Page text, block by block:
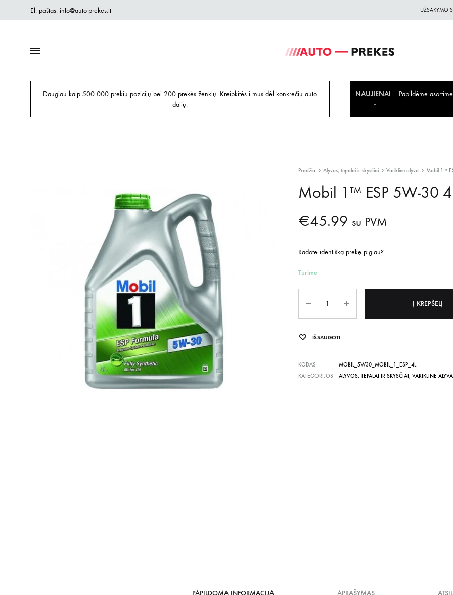
El. paštas: info@auto-prekes.lt UŽSAKYMO
geriausiomis
Daugiau kaip 500 000 prekių pozicijų bei 200 prekės ženklų. Kreipkitės į mus dėl konkrečių auto
dalių.
NAUJIENA!
Papildėme
Pradžia Alyvos, tepalai ir skysčiai Variklinė alyva Mobil 1™
Mobil 1™ ESP 5W-30
€45.99 su PVM
Radote identišką prekę pigiau?
Turime
Į KREPŠELĮ
IŠSAUGOTI
KODAS
MOBIL_5W30_MOBIL_1_ESP_4L
KATEGORIJOS
ALYVOS, TEPALAI IR SKYSČIAI, VARIKLINĖ ALYVA
PAPILDOMA INFORMACIJA APRAŠYMAS